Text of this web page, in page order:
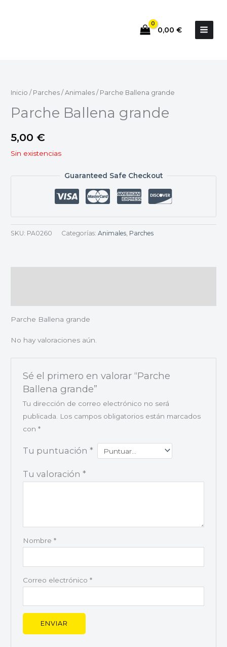
0,00 €
Inicio / Parches / Animales / Parche Ballena grande
Parche Ballena grande
5,00 €
Sin existencias
Guaranteed Safe Checkout
SKU: PA0260 Categorías: Animales, Parches
Parche Ballena grande
No hay valoraciones aún.
Sé el primero en valorar “Parche
Ballena grande”
Tu dirección de correo electrónico no será
publicada.
Los campos obligatorios están marcados
con *
Tu puntuación *
Tu valoración *
Nombre *
Correo electrónico *